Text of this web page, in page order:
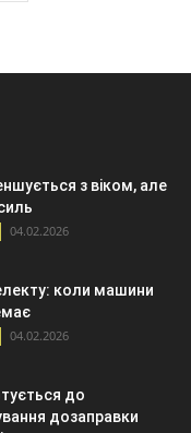
з віком, але
04.02.2026
коли машини
04.02.2026
до
дозаправки